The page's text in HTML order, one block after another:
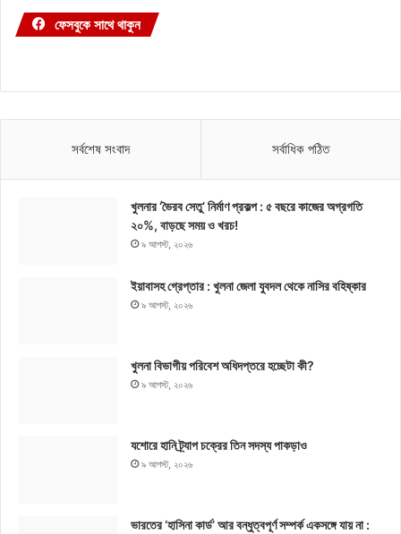
ফেসবুকে সাথে থাকুন
সর্বশেষ সংবাদ সর্বাধিক পঠিত
খুলনার ‘ভৈরব সেতু’ নির্মাণ প্রকল্প : ৫ বছরে কাজের অগ্রগতি
২০%, বাড়ছে সময় ও খরচ!
৯ আগস্ট, ২০২৬
ইয়াবাসহ গ্রেপ্তার : খুলনা জেলা যুবদল থেকে নাসির বহিষ্কার
৯ আগস্ট, ২০২৬
খুলনা বিভাগীয় পরিবেশ অধিদপ্তরে হচ্ছেটা কী?
৯ আগস্ট, ২০২৬
যশোরে হানি ট্র্যাপ চক্রের তিন সদস্য পাকড়াও
৯ আগস্ট, ২০২৬
ভারতের ‘হাসিনা কার্ড’ আর বন্ধুত্বপূর্ণ সম্পর্ক একসঙ্গে যায় না :